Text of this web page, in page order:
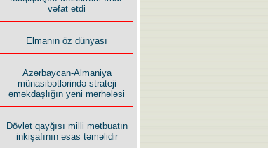
vəfat etdi
Elmanın öz dünyası
Azərbaycan-Almaniya
münasibətlərində strateji
əməkdaşlığın yeni mərhələsi
Dövlət qayğısı milli mətbuatın
inkişafının əsas təməlidir